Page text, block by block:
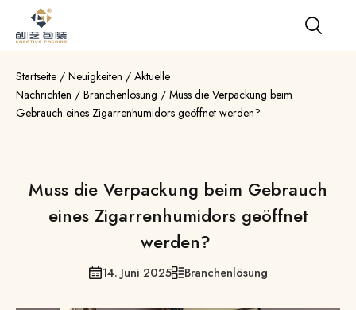
Startseite / Neuigkeiten / Aktuelle
Nachrichten / Branchenlösung / Muss die Verpackung beim
Gebrauch eines Zigarrenhumidors geöffnet werden?
Muss die Verpackung beim Gebrauch
eines Zigarrenhumidors geöffnet
werden?
14. Juni 2025 Branchenlösung